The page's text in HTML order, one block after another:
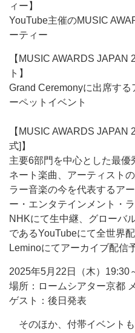
ィー】
YouTube主催のMUSIC
ーティー
【MUSIC AWARDS
ト】
Grand Ceremonyに出席す
ーペットイベント
【MUSIC AWARDS
式]】
主要6部門を中心とした最優
ネート楽曲、アーティスト
ラー音楽の今を代表するア
ー・エンタテインメント・
NHKにて生中継、グローバ
であるYouTubeにて全世界
Leminoにてアーカイブ配信
2025年5月22日（木）19:30
場所：ロームシアター京都
ゲスト：後日発表
そのほか、付帯イベントも